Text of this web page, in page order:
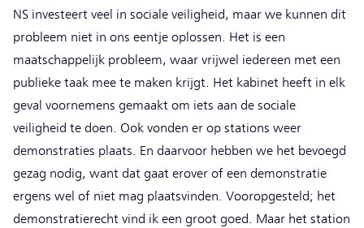
NS investeert veel in sociale veiligheid, maar we kunnen dit
probleem niet in ons eentje oplossen. Het is een
maatschappelijk probleem, waar vrijwel iedereen met een
publieke taak mee te maken krijgt. Het kabinet heeft in elk
geval voornemens gemaakt om iets aan de sociale
veiligheid te doen. Ook vonden er op stations weer
demonstraties plaats. En daarvoor hebben we het bevoegd
gezag nodig, want dat gaat erover of een demonstratie
ergens wel of niet mag plaatsvinden. Vooropgesteld; het
demonstratierecht vind ik een groot goed. Maar het station